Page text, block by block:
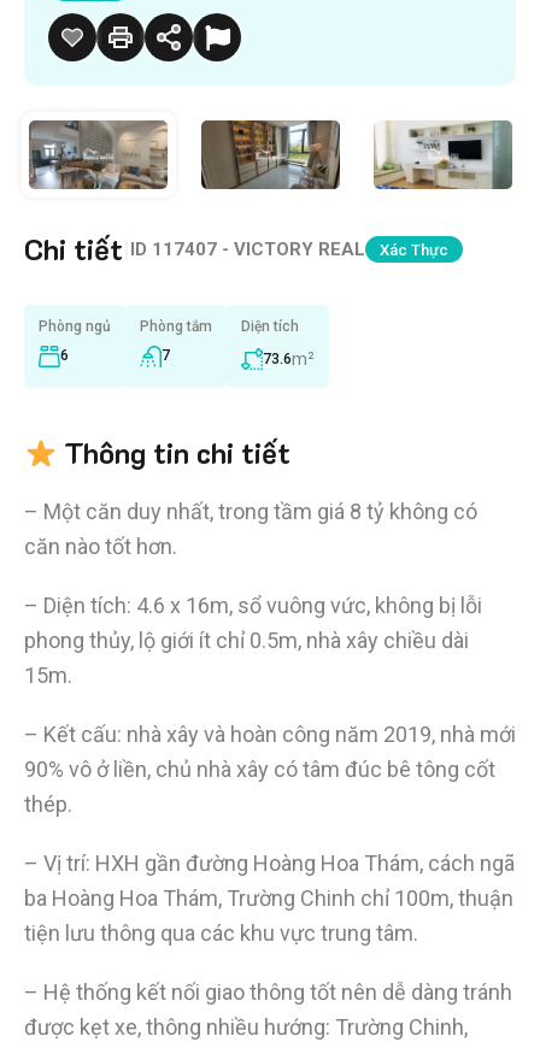
Chi tiết ID 117407 - VICTORY REAL Xác Thực
Phòng ngủ
6
Phòng tắm
7
Diện tích
73.6m²
Thông tin chi tiết
– Một căn duy nhất, trong tầm giá 8 tỷ không có
căn nào tốt hơn.
– Diện tích: 4.6 x 16m, sổ vuông vức, không bị lỗi
phong thủy, lộ giới ít chỉ 0.5m, nhà xây chiều dài
15m.
– Kết cấu: nhà xây và hoàn công năm 2019, nhà mới
90% vô ở liền, chủ nhà xây có tâm đúc bê tông cốt
thép.
– Vị trí: HXH gần đường Hoàng Hoa Thám, cách ngã
ba Hoàng Hoa Thám, Trường Chinh chỉ 100m, thuận
tiện lưu thông qua các khu vực trung tâm.
– Hệ thống kết nối giao thông tốt nên dễ dàng tránh
được kẹt xe, thông nhiều hướng: Trường Chinh,